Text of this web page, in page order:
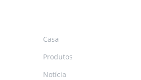
Casa
Produtos
Notícia